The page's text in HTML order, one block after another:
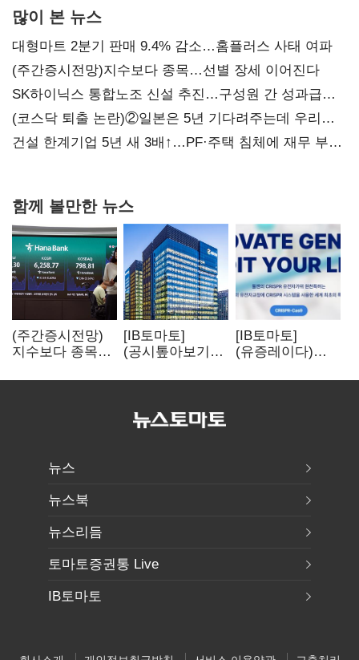
많이 본 뉴스
대형마트 2분기 판매 9.4% 감소…홈플러스 사태 여파
(주간증시전망)지수보다 종목…선별 장세 이어진다
SK하이닉스 통합노조 신설 추진…구성원 간 성과급
불만 확산
(코스닥 퇴출 논란)②일본은 5년 기다려주는데 우리는
당장 퇴출?…시간만으론 부족한 코스닥 구하기
건설 한계기업 5년 새 3배↑…PF·주택 침체에 재무 부담
함께 볼만한 뉴스
(주간증시전망)
지수보다 종목…
이어진다
[IB토마토]
(공시톺아보기)
바로 매출로
[IB토마토]
(유증레이다)
3분의 1 토막…
뉴스
뉴스북
뉴스리듬
토마토증권통 Live
IB토마토